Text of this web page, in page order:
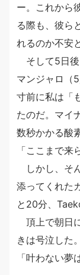
ー。これから
る際も、彼ら
れるのか不安
そして5日後
マンジャロ（
寸前に私は「
たのだ。マイ
数秒かかる酸
「ここまで来
しかし、そ
添ってくれた
と20分、
頂上で朝日
きは号泣した
「叶わない夢